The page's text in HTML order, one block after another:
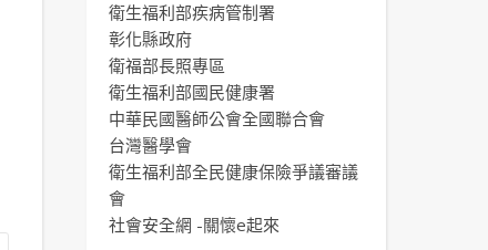
衛生福利部疾病管制署
彰化縣政府
衛福部長照專區
衛生福利部國民健康署
中華民國醫師公會全國聯合會
台灣醫學會
衛生福利部全民健康保險爭議審議
會
社會安全網 -關懷e起來